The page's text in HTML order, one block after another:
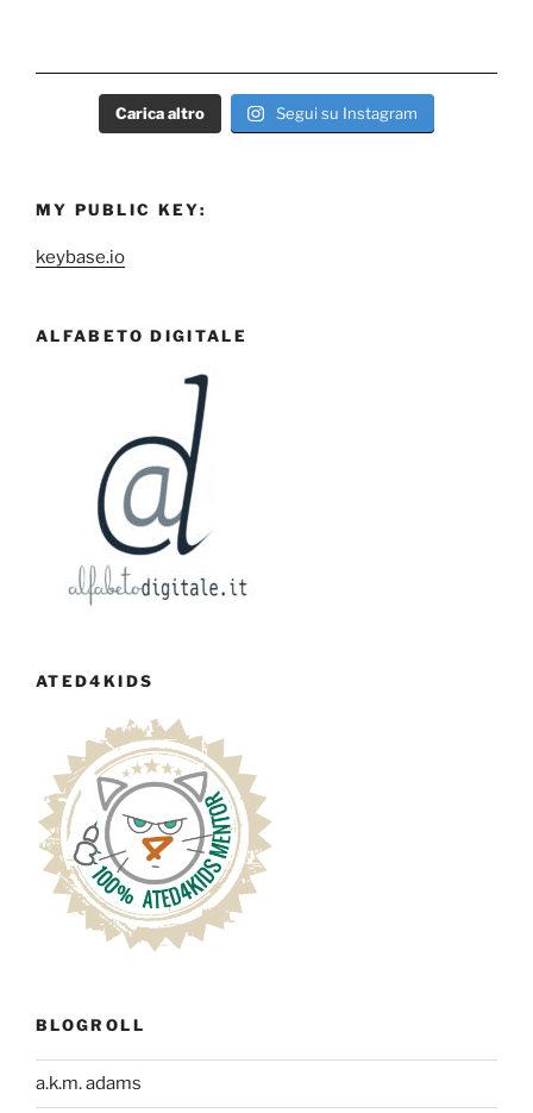
Carica altro Segui su Instagram
MY PUBLIC KEY:
keybase.io
ALFABETO DIGITALE
ATED4KIDS
BLOGROLL
a.k.m. adams